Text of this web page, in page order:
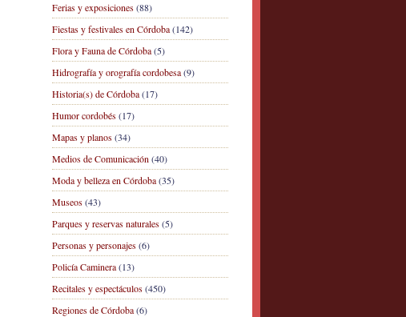
Ferias y exposiciones(88)
Fiestas y festivales en Córdoba(142)
Flora y Fauna de Córdoba(5)
Hidrografía y orografía cordobesa(9)
Historia(s) de Córdoba(17)
Humor cordobés(17)
Mapas y planos(34)
Medios de Comunicación (40)
Moda y belleza en Córdoba(35)
Museos(43)
Parques y reservas naturales(5)
Personas y personajes(6)
Policía Caminera(13)
Recitales y espectáculos(450)
Regiones de Córdoba(6)